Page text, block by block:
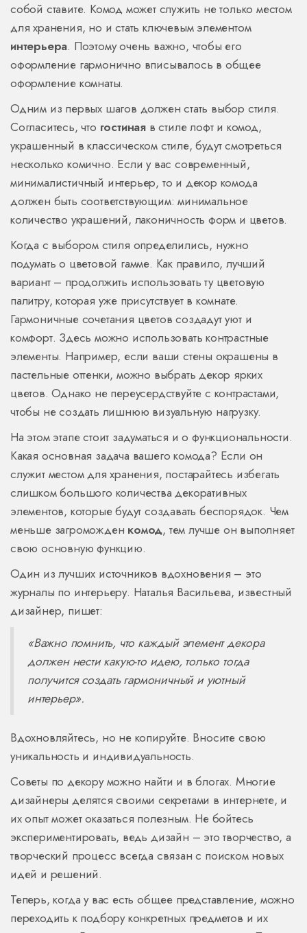
собой ставите. Комод может служить не только местом
для хранения, но и стать ключевым элементом
интерьера. Поэтому очень важно, чтобы его
оформление гармонично вписывалось в общее
оформление комнаты.
Одним из первых шагов должен стать выбор стиля.
Согласитесь, что гостиная в стиле лофт и комод,
украшенный в классическом стиле, будут смотреться
несколько комично. Если у вас современный,
минималистичный интерьер, то и декор комода
должен быть соответствующим: минимальное
количество украшений, лаконичность форм и цветов.
Когда с выбором стиля определились, нужно
подумать о цветовой гамме. Как правило, лучший
вариант – продолжить использовать ту цветовую
палитру, которая уже присутствует в комнате.
Гармоничные сочетания цветов создадут уют и
комфорт. Здесь можно использовать контрастные
элементы. Например, если ваши стены окрашены в
пастельные оттенки, можно выбрать декор ярких
цветов. Однако не переусердствуйте с контрастами,
чтобы не создать лишнюю визуальную нагрузку.
На этом этапе стоит задуматься и о функциональности.
Какая основная задача вашего комода? Если он
служит местом для хранения, постарайтесь избегать
слишком большого количества декоративных
элементов, которые будут создавать беспорядок. Чем
меньше загроможден комод, тем лучше он выполняет
свою основную функцию.
Один из лучших источников вдохновения – это
журналы по интерьеру. Наталья Васильева, известный
дизайнер, пишет:
«Важно помнить, что каждый элемент декора
должен нести какую-то идею, только тогда
получится создать гармоничный и уютный
интерьер».
Вдохновляйтесь, но не копируйте. Вносите свою
уникальность и индивидуальность.
Советы по декору можно найти и в блогах. Многие
дизайнеры делятся своими секретами в интернете, и
их опыт может оказаться полезным. Не бойтесь
экспериментировать, ведь дизайн – это творчество, а
творческий процесс всегда связан с поиском новых
идей и решений.
Теперь, когда у вас есть общее представление, можно
переходить к подбору конкретных предметов и их